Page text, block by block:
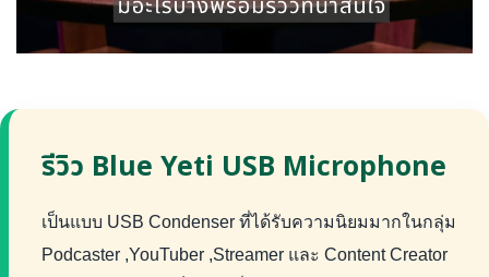
รีวิว Blue Yeti USB Microphone
เป็นแบบ USB Condenser ที่ได้รับความนิยมมากในกลุ่ม
Podcaster ,YouTuber ,Streamer และ Content Creator